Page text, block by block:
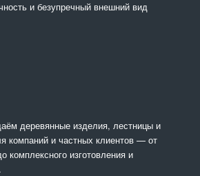
и безупречный внешний вид
деревянные изделия, лестницы и
компаний и частных клиентов — от
комплексного изготовления и